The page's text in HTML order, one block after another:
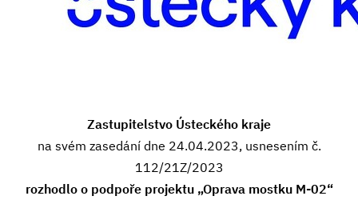
Zastupitelstvo Ústeckého kraje
na svém zasedání dne 24.04.2023, usnesením č.
112/21Z/2023
rozhodlo o podpoře projektu „Oprava mostku M-02“